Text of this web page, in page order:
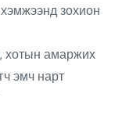
зохион
хотын амаржих
эмч нарт